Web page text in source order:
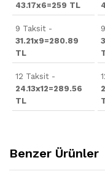
43.17x6=259 TL
9 Taksit -
31.21x9=280.89
TL
12 Taksit -
24.13x12=289.56
TL
Benzer Ürünler